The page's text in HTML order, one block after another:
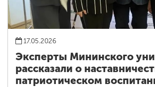
17.05.2026
Эксперты Мининского
рассказали о
патриотическом